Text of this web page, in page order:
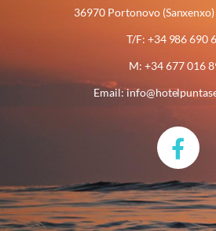
36970 Portonovo
T/F: +34 986 690
M: +34 677 016
Email: